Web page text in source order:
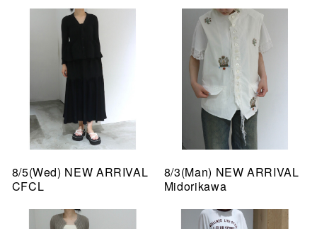
8/5(Wed) NEW ARRIVAL
CFCL
8/3(Man) NEW ARRIVAL
Midorikawa